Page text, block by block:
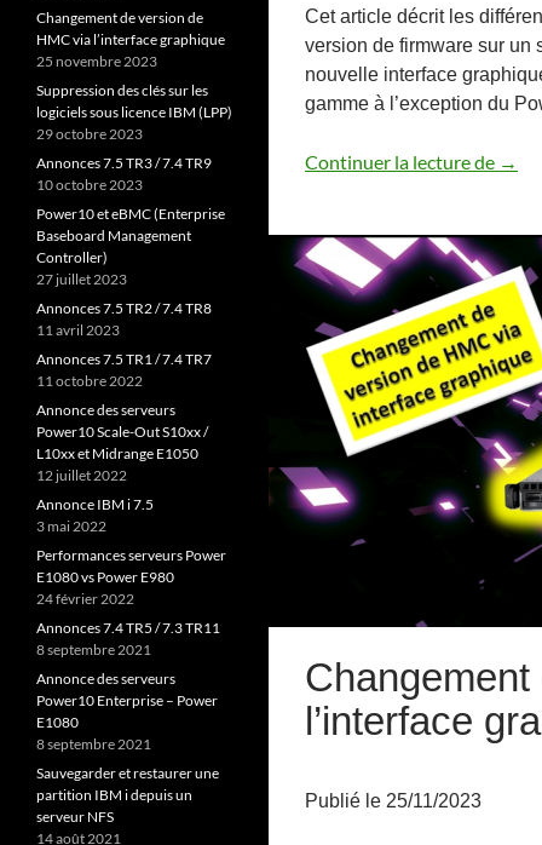
Cet article décrit les
version de firmware sur un
nouvelle interface
gamme à l’exception du
Continuer la lecture de →
l’interface
Publié le 25/11/2023
Changement de version de
HMC via l’interface graphique
25 novembre 2023
Suppression des clés sur les
logiciels sous licence IBM (LPP)
29 octobre 2023
Annonces 7.5 TR3 / 7.4 TR9
10 octobre 2023
Power10 et eBMC (Enterprise
Baseboard Management
Controller)
27 juillet 2023
Annonces 7.5 TR2 / 7.4 TR8
11 avril 2023
Annonces 7.5 TR1 / 7.4 TR7
11 octobre 2022
Annonce des serveurs
Power10 Scale-Out S10xx /
L10xx et Midrange E1050
12 juillet 2022
Annonce IBM i 7.5
3 mai 2022
Performances serveurs Power
E1080 vs Power E980
24 février 2022
Annonces 7.4 TR5 / 7.3 TR11
8 septembre 2021
Annonce des serveurs
Power10 Enterprise – Power
E1080
8 septembre 2021
Sauvegarder et restaurer une
partition IBM i depuis un
serveur NFS
14 août 2021